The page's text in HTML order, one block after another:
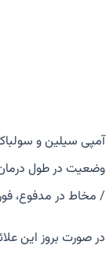
آمپی سیلین و
وضعیت در طول
/ مخاط در مدفوع،
در صورت بروز این